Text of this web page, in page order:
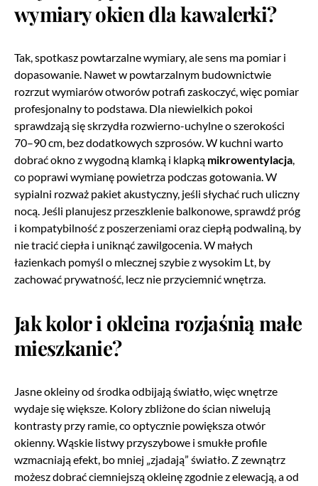
wymiary okien dla kawalerki?
Tak, spotkasz powtarzalne wymiary, ale sens ma pomiar i
dopasowanie. Nawet w powtarzalnym budownictwie
rozrzut wymiarów otworów potrafi zaskoczyć, więc pomiar
profesjonalny to podstawa. Dla niewielkich pokoi
sprawdzają się skrzydła rozwierno-uchylne o szerokości
70–90 cm, bez dodatkowych szprosów. W kuchni warto
dobrać okno z wygodną klamką i klapką mikrowentylacja,
co poprawi wymianę powietrza podczas gotowania. W
sypialni rozważ pakiet akustyczny, jeśli słychać ruch uliczny
nocą. Jeśli planujesz przeszklenie balkonowe, sprawdź próg
i kompatybilność z poszerzeniami oraz ciepłą podwaliną, by
nie tracić ciepła i uniknąć zawilgocenia. W małych
łazienkach pomyśl o mlecznej szybie z wysokim Lt, by
zachować prywatność, lecz nie przyciemnić wnętrza.
Jak kolor i okleina rozjaśnią małe
mieszkanie?
Jasne okleiny od środka odbijają światło, więc wnętrze
wydaje się większe. Kolory zbliżone do ścian niwelują
kontrasty przy ramie, co optycznie powiększa otwór
okienny. Wąskie listwy przyszybowe i smukłe profile
wzmacniają efekt, bo mniej „zjadają” światło. Z zewnątrz
możesz dobrać ciemniejszą okleinę zgodnie z elewacją, a od